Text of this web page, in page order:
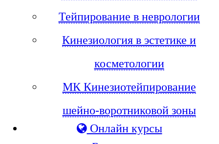
Тейпирование в неврологии
Кинезиология в эстетике и
косметологии
МК Кинезиотейпирование
шейно-воротниковой зоны
Онлайн курсы